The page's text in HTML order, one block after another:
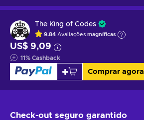
The King of Codes
9.84 Avaliações magníficas
US$ 9,09
11% Cashback
Comprar agora
Check-out seguro garantido